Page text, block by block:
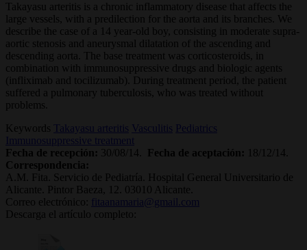
Takayasu arteritis is a chronic inflammatory disease that affects the
large vessels, with a predilection for the aorta and its branches. We
describe the case of a 14 year-old boy, consisting in moderate supra-
aortic stenosis and aneurysmal dilatation of the ascending and
descending aorta. The base treatment was corticosteroids, in
combination with immunosuppressive drugs and biologic agents
(infliximab and tocilizumab). During treatment period, the patient
suffered a pulmonary tuberculosis, who was treated without
problems.
Keywords Takayasu arteritis Vasculitis Pediatrics
Immunosuppressive treatment
Fecha de recepción:
30/08/14. Fecha de aceptación: 18/12/14.
Correspondencia:
A.M. Fita. Servicio de Pediatría. Hospital General Universitario de
Alicante. Pintor Baeza, 12. 03010 Alicante.
Correo electrónico:
fitaanamaria@gmail.com
Descarga el artículo completo: